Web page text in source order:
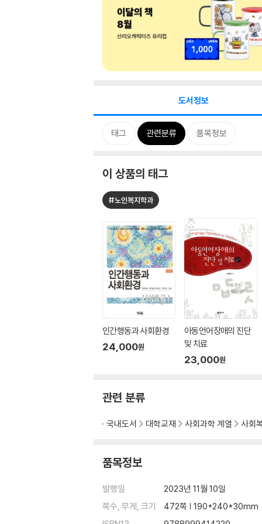
도서정보
태그 관련분류 품목정보
이 상품의 태그
#노인복지학과
인간행동과 사회환경
24,000원
아동언어장애의 진단
및 치료
23,000원
관련 분류
국내도서 대학교재 사회과학 계열 사회
품목정보
발행일
2023년 11월 10일
쪽수, 무게, 크기
472쪽 | 190*240*30mm